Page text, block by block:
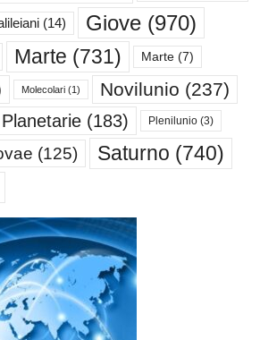
(14) Giove (970)
Marte (731) Marte (7)
Molecolari (1) Novilunio (237)
Planetarie (183) Plenilunio (3)
(125) Saturno (740)